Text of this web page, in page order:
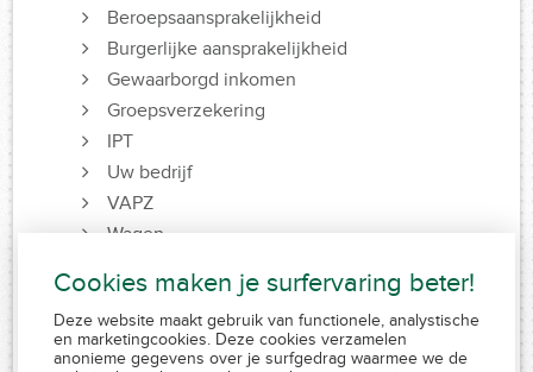
Beroepsaansprakelijkheid
Burgerlijke aansprakelijkheid
Gewaarborgd inkomen
Groepsverzekering
IPT
Uw bedrijf
VAPZ
Wagen
FSMA 109320 A-cB
RPR 0839.829.859
Cookies maken je surfervaring beter!
Deze website maakt gebruik van functionele, analystische
en marketingcookies. Deze cookies verzamelen
anonieme gegevens over je surfgedrag waarmee we de